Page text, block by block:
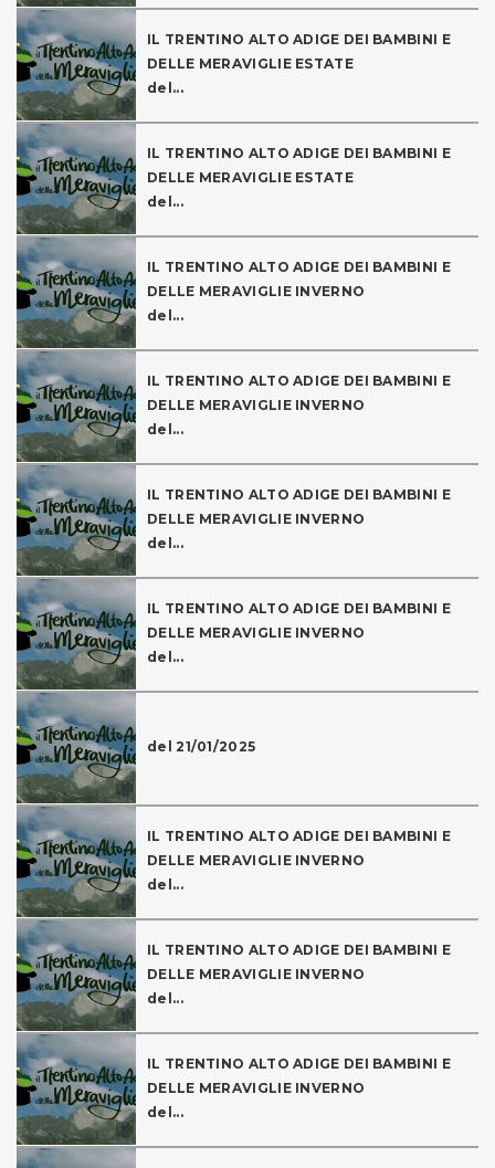
IL TRENTINO ALTO ADIGE DEI BAMBINI E
DELLE MERAVIGLIE ESTATE
del...
IL TRENTINO ALTO ADIGE DEI BAMBINI E
DELLE MERAVIGLIE ESTATE
del...
IL TRENTINO ALTO ADIGE DEI BAMBINI E
DELLE MERAVIGLIE INVERNO
del...
IL TRENTINO ALTO ADIGE DEI BAMBINI E
DELLE MERAVIGLIE INVERNO
del...
IL TRENTINO ALTO ADIGE DEI BAMBINI E
DELLE MERAVIGLIE INVERNO
del...
IL TRENTINO ALTO ADIGE DEI BAMBINI E
DELLE MERAVIGLIE INVERNO
del...
del 21/01/2025
IL TRENTINO ALTO ADIGE DEI BAMBINI E
DELLE MERAVIGLIE INVERNO
del...
IL TRENTINO ALTO ADIGE DEI BAMBINI E
DELLE MERAVIGLIE INVERNO
del...
IL TRENTINO ALTO ADIGE DEI BAMBINI E
DELLE MERAVIGLIE INVERNO
del...